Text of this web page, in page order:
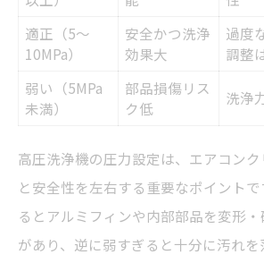
適正（5〜
10MPa）
安全かつ洗浄
効果大
過度
調整
弱い（5MPa
未満）
部品損傷リス
ク低
洗浄
高圧洗浄機の圧力設定は、エアコン
と安全性を左右する重要なポイント
るとアルミフィンや内部部品を変形
があり、逆に弱すぎると十分に汚れ